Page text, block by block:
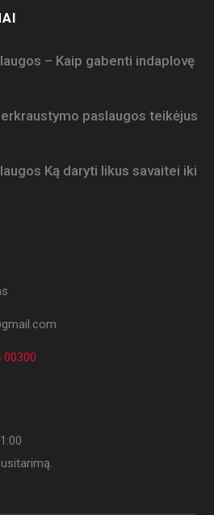
– Kaip gabenti indaplovę
paslaugos teikėjus
Ką daryti likus savaitei iki
00300